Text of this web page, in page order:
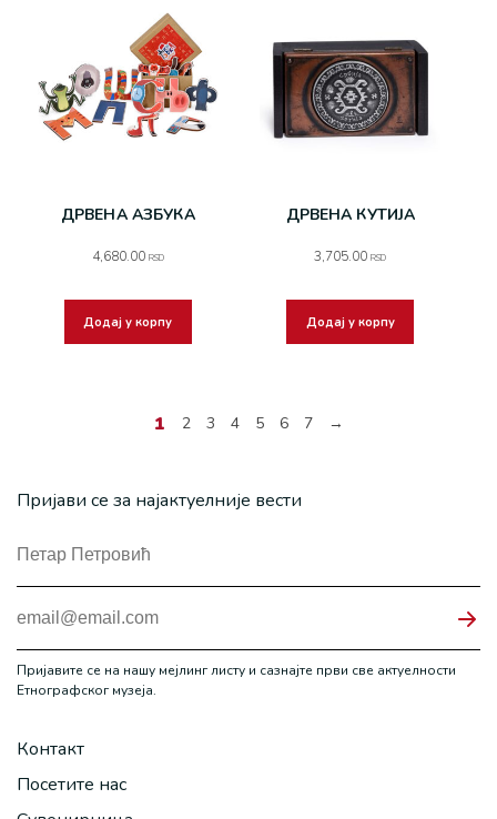
ДРВЕНА АЗБУКА
4,680.00 RSD
Додај у корпу
ДРВЕНА КУТИЈА
3,705.00RSD
Додај у корпу
1 2 3 4 5 6 7 →
Пријави се за најактуелније вести
Пријавите се на нашу мејлинг листу и сазнајте први све актуелности
Етнографског музеја.
Контакт
Посетите нас